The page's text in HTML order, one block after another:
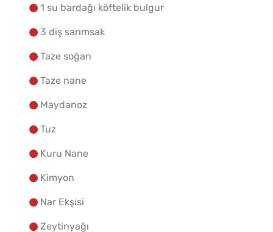
1 su bardağı köftelik bulgur
3 diş sarımsak
Taze soğan
Taze nane
Maydanoz
Tuz
Kuru Nane
Kimyon
Nar Ekşisi
Zeytinyağı